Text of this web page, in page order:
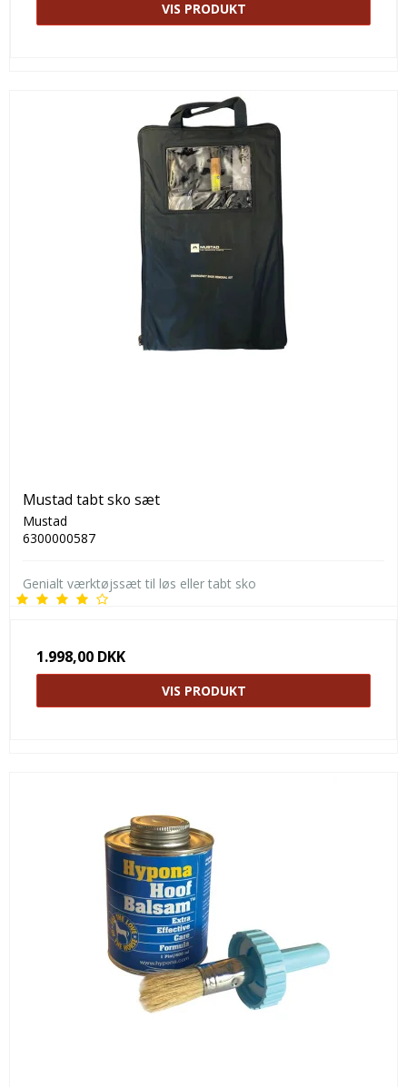
VIS PRODUKT
Mustad tabt sko sæt
Mustad
6300000587
Genialt værktøjssæt til løs eller tabt sko
1.998,00 DKK
VIS PRODUKT